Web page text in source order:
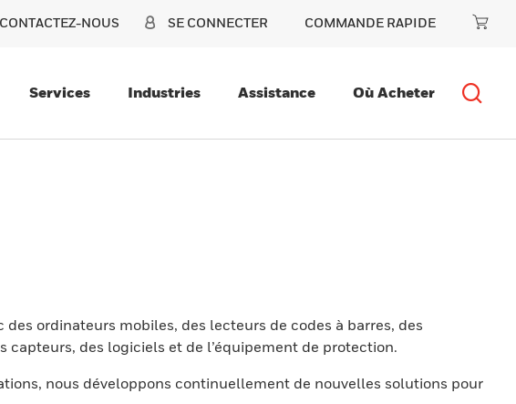
CONTACTEZ-NOUS SE CONNECTER COMMANDE RAPIDE
Services Industries Assistance Où Acheter
ordinateurs mobiles, des lecteurs de codes à barres, des
des logiciels et de l’équipement de protection.
nous développons continuellement de nouvelles solutions pour